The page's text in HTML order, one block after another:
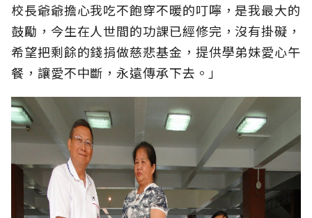
校長爺爺擔心我吃不飽穿不暖的叮嚀，是我最大的
鼓勵，今生在人世間的功課已經修完，沒有掛礙，
希望把剩餘的錢捐做慈悲基金，提供學弟妹愛心午
餐，讓愛不中斷，永遠傳承下去。」